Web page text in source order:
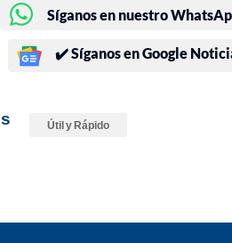
Síganos en nuestro
✔️ Síganos en Google
Útil y Rápido